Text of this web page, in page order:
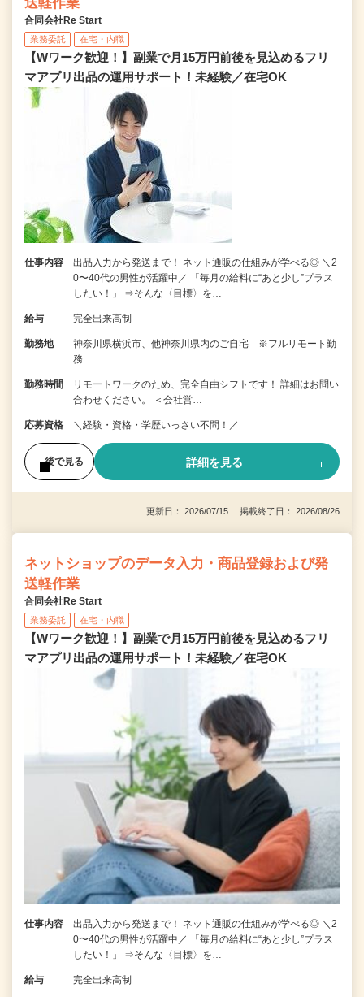
合同会社Re Start
業務委託 在宅・内職
【Wワーク歓迎！】副業で月15万円前後を見込めるフリ
マアプリ出品の運用サポート！未経験／在宅OK
仕事内容
出品入力から発送まで！ ネット通販の仕組みが学べる◎ ＼2
0〜40代の男性が活躍中／ 「毎月の給料に“あと少し”プラス
したい！」 ⇒そんな〈目標〉を…
給与 完全出来高制
勤務地
神奈川県横浜市、他神奈川県内のご自宅 ※フルリモート勤
務
勤務時間
リモートワークのため、完全自由シフトです！ 詳細はお問い
合わせください。 ＜会社営…
応募資格 ＼経験・資格・学歴いっさい不問！／
後で見る 詳細を見る
更新日： 2026/07/15 掲載終了日： 2026/08/26
ネットショップのデータ入力・商品登録および発
送軽作業
合同会社Re Start
業務委託 在宅・内職
【Wワーク歓迎！】副業で月15万円前後を見込めるフリ
マアプリ出品の運用サポート！未経験／在宅OK
仕事内容
出品入力から発送まで！ ネット通販の仕組みが学べる◎ ＼2
0〜40代の男性が活躍中／ 「毎月の給料に“あと少し”プラス
したい！」 ⇒そんな〈目標〉を…
給与 完全出来高制